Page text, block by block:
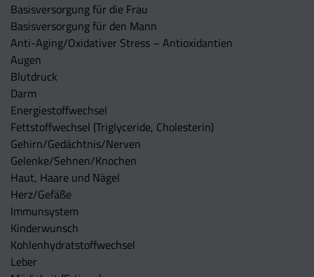
Basisversorgung für die Frau
Basisversorgung für den Mann
Anti-Aging/Oxidativer Stress – Antioxidantien
Augen
Blutdruck
Darm
Energiestoffwechsel
Fettstoffwechsel (Triglyceride, Cholesterin)
Gehirn/Gedächtnis/Nerven
Gelenke/Sehnen/Knochen
Haut, Haare und Nägel
Herz/Gefäße
Immunsystem
Kinderwunsch
Kohlenhydratstoffwechsel
Leber